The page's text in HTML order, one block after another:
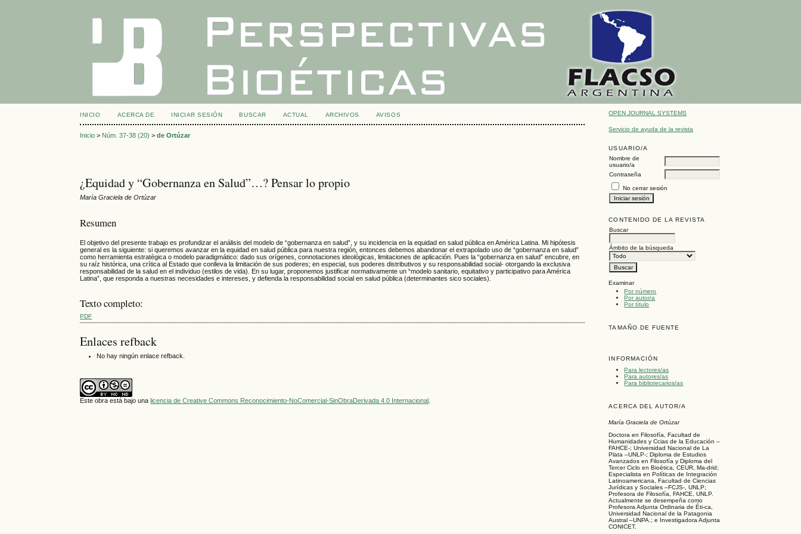
OPEN JOURNAL SYSTEMS
Servicio de ayuda de la revista
USUARIO/A
Nombre de
usuario/a
Contraseña
No cerrar sesión
CONTENIDO DE LA REVISTA
Buscar
Ámbito de la búsqueda
Examinar
Por número
Por autor/a
Por título
TAMAÑO DE FUENTE
INFORMACIÓN
Para lectores/as
Para autores/as
Para bibliotecarios/as
ACERCA DEL AUTOR/A
María Graciela de Ortúzar
Doctora en Filosofía, Facultad de
Humanidades y Ccias de la Educación –
FAHCE-; Universidad Nacional de La
Plata –UNLP-; Diploma de Estudios
Avanzados en Filosofía y Diploma del
Tercer Ciclo en Bioética, CEUR, Ma-drid;
Especialista en Políticas de Integración
Latinoamericana, Facultad de Ciencias
Jurídicas y Sociales –FCJS-, UNLP;
Profesora de Filosofía, FAHCE, UNLP.
Actualmente se desempeña como
Profesora Adjunta Ordinaria de Éti-ca,
Universidad Nacional de la Patagonia
Austral –UNPA.; e Investigadora Adjunta
CONICET.
INICIO ACERCA DE INICIAR SESIÓN BUSCAR ACTUAL ARCHIVOS AVISOS
Inicio > Núm. 37-38 (20) >de Ortúzar
¿Equidad y “Gobernanza en Salud”…? Pensar lo propio
María Graciela de Ortúzar
Resumen
El objetivo del presente trabajo es profundizar el análisis del modelo de “gobernanza en salud”, y su incidencia en la equidad en salud pública en América Latina. Mi hipótesis
general es la siguiente: si queremos avanzar en la equidad en salud pública para nuestra región, entonces debemos abandonar el extrapolado uso de “gobernanza en salud”
como herramienta estratégica o modelo paradigmático: dado sus orígenes, connotaciones ideológicas, limitaciones de aplicación. Pues la “gobernanza en salud” encubre, en
su raíz histórica, una crítica al Estado que conlleva la limitación de sus poderes; en especial, sus poderes distributivos y su responsabilidad social- otorgando la exclusiva
responsabilidad de la salud en el individuo (estilos de vida). En su lugar, proponemos justificar normativamente un “modelo sanitario, equitativo y participativo para América
Latina”, que responda a nuestras necesidades e intereses, y defienda la responsabilidad social en salud pública (determinantes sico sociales).
Texto completo:
PDF
Enlaces refback
No hay ningún enlace refback.
Este obra está bajo unalicencia de Creative Commons Reconocimiento-NoComercial-SinObraDerivada 4.0 Internacional